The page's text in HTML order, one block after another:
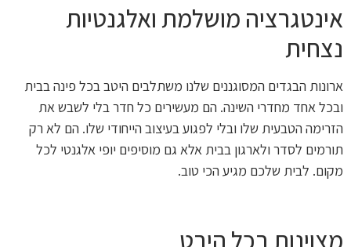
אינטגרציה מושלמת ואלגנטיות
נצחית
ארונות הבגדים המסוגננים שלנו משתלבים היטב בכל פינה בבית
ובכל אחד מחדרי השינה. הם מעשירים כל חדר בלי לשבש את
הזרימה הטבעית שלו ובלי לפגוע בעיצוב הייחודי שלו. הם לא רק
תורמים לסדר ולארגון בבית אלא גם מוסיפים יופי אלגנטי לכל
מקום. לבית שלכם מגיע הכי טוב.
מצוינות בכל היבט